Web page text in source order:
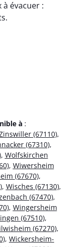
évacuer :
à :
(67110),
(67310),
, Wolfskirchen
, Wiwersheim
(67670),
, Wisches (67130),
(67470),
, Wingersheim
(67510),
(67270),
, Wickersheim-